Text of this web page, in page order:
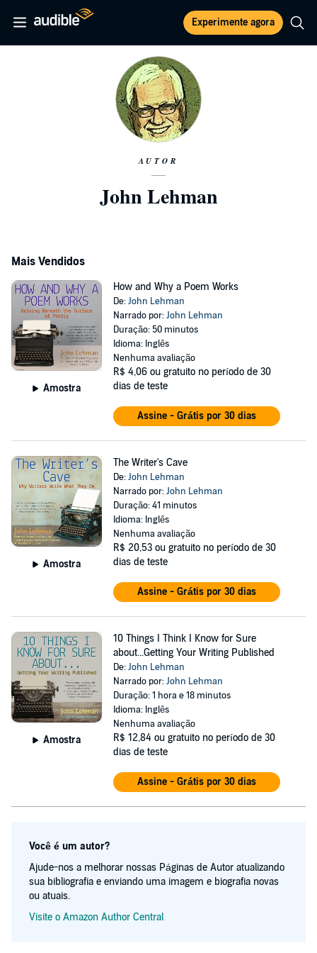
Experimente agora
AUTOR
John Lehman
Mais Vendidos
Amostra
How and Why a Poem Works
De:John Lehman
Narrado por:John Lehman
Duração: 50 minutos
Idioma: Inglês
Nenhuma avaliação
R$ 4,06 ou gratuito no período de 30
dias de teste
Assine - Grátis por 30 dias
Amostra
The Writer's Cave
De:John Lehman
Narrado por:John Lehman
Duração: 41 minutos
Idioma: Inglês
Nenhuma avaliação
R$ 20,53 ou gratuito no período de 30
dias de teste
Assine - Grátis por 30 dias
Amostra
10 Things I Think I Know for Sure
about...Getting Your Writing Published
De:John Lehman
Narrado por:John Lehman
Duração: 1 hora e 18 minutos
Idioma: Inglês
Nenhuma avaliação
R$ 12,84 ou gratuito no período de 30
dias de teste
Assine - Grátis por 30 dias
Você é um autor?
Ajude-nos a melhorar nossas Páginas de Autor atualizando
sua bibliografia e enviando uma imagem e biografia novas
ou atuais.
Visite o Amazon Author Central